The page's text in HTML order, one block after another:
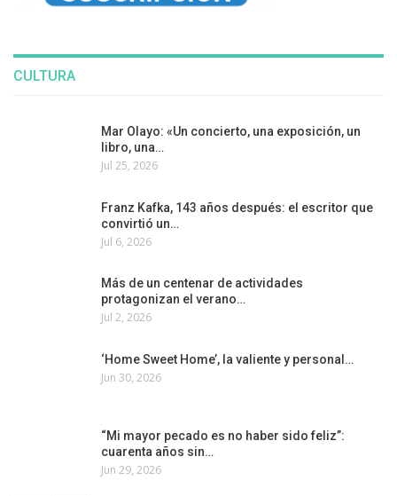
CULTURA
Mar Olayo: «Un concierto, una exposición, un
libro, una…
Jul 25, 2026
Franz Kafka, 143 años después: el escritor que
convirtió un…
Jul 6, 2026
Más de un centenar de actividades
protagonizan el verano…
Jul 2, 2026
‘Home Sweet Home’, la valiente y personal…
Jun 30, 2026
“Mi mayor pecado es no haber sido feliz”:
cuarenta años sin…
Jun 29, 2026